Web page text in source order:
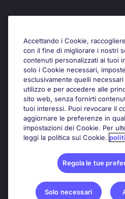
Accettando i Cookie,
con il fine di migliorare i nostri
contenuti personalizzati ai tuoi
solo i Cookie necessari,
esclusivamente quelli
utilizzo e per accedere alle
sito web, senza fornirti
tuoi interessi. Puoi revocare il
aggiornare le preferenze in
impostazioni dei Cookie. Per
leggi la politica sui Cookie.
Regola le tue
Solo necessari